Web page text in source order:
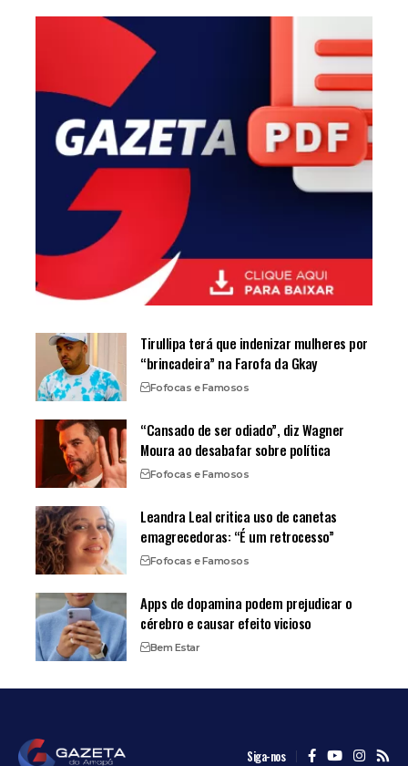
Tirullipa terá que indenizar mulheres por
“brincadeira” na Farofa da Gkay
Fofocas e Famosos
“Cansado de ser odiado”, diz Wagner
Moura ao desabafar sobre política
Fofocas e Famosos
Leandra Leal critica uso de canetas
emagrecedoras: “É um retrocesso”
Fofocas e Famosos
Apps de dopamina podem prejudicar o
cérebro e causar efeito vicioso
Bem Estar
Siga-nos